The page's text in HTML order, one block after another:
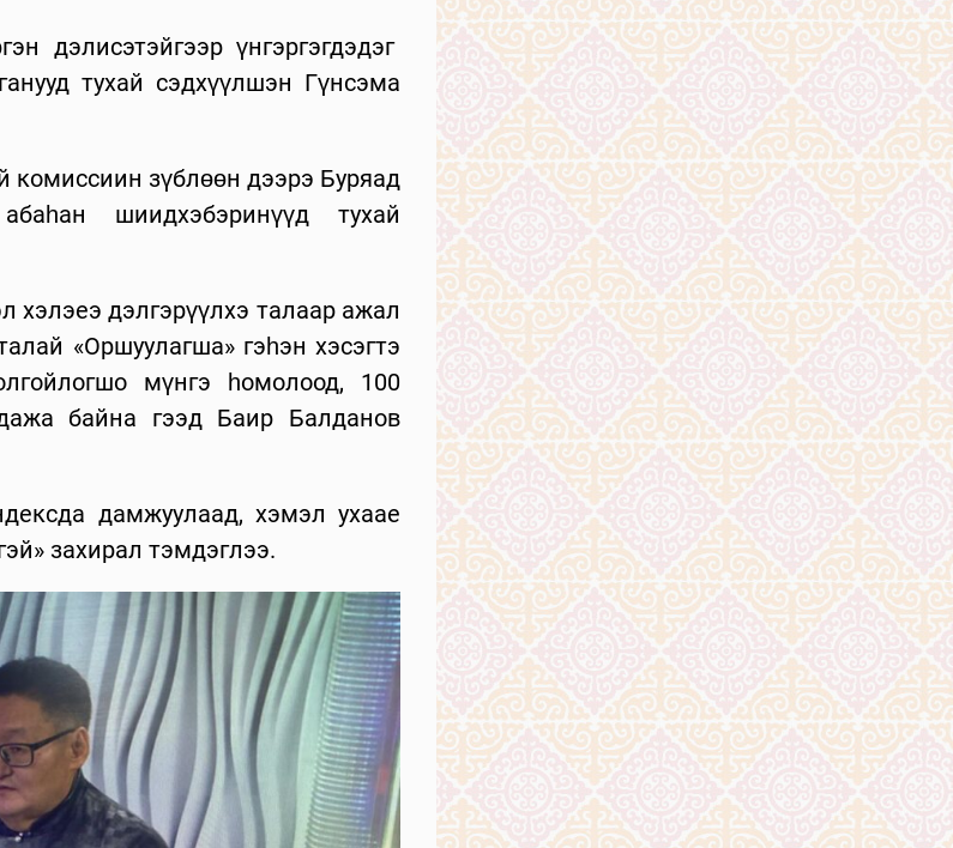
дэлисэтэйгээр үнгэргэгдэдэг
тухай сэдхүүлшэн Гүнсэма
комиссиин зүблөөн дээрэ Буряад
шиидхэбэринүүд тухай
хэлэеэ дэлгэрүүлхэ талаар ажал
«Оршуулагша» гэһэн хэсэгтэ
мүнгэ һомолоод, 100
байна гээд Баир Балданов
дамжуулаад, хэмэл ухаае
захирал тэмдэглээ.